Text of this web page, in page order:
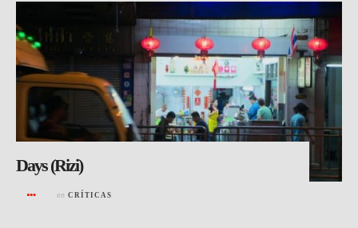
Days (Rizi)
en CRÍTICAS